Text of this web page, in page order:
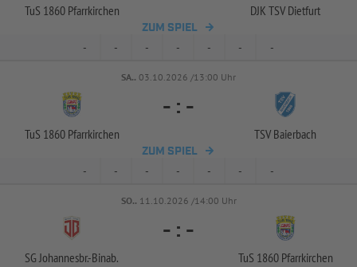
TuS 1860 Pfarrkirchen DJK TSV Dietfurt
ZUM SPIEL
- - - - - - -
SA.. 03.10.2026 /13:00 Uhr
TuS 1860 Pfarrkirchen
- : -
TSV Baierbach
ZUM SPIEL
- - - - - - -
SO.. 11.10.2026 /14:00 Uhr
SG Johannesbr.-Binab.
- : -
TuS 1860 Pfarrkirchen